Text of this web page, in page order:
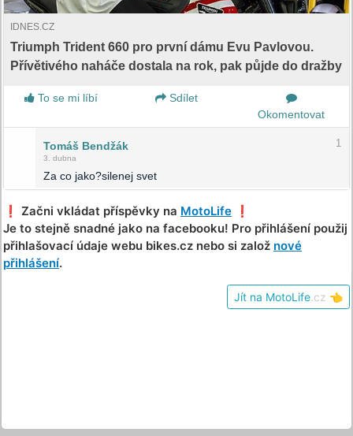
IDNES.CZ
Triumph Trident 660 pro první dámu Evu Pavlovou.
Přívětivého naháče dostala na rok, pak půjde do dražby
To se mi líbí
Sdílet
Okomentovat
Tomáš Bendžák
3. dubna
1
Za co jako?silenej svet
❗️ Začni vkládat příspěvky na MotoLife ❗️
Je to stejně snadné jako na facebooku! Pro přihlášení použij
přihlašovací údaje webu bikes.cz nebo si založ nové
přihlášení.
Jít na MotoLife .cz 👈